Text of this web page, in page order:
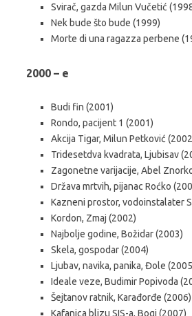
Svirač, gazda Milun Vučetić
Nek bude što bude (1999)
Morte di una ragazza perbene
2000 – e
Budi fin (2001)
Rondo, pacijent 1 (2001)
Akcija Tigar, Milun Petković
Tridesetdva kvadrata, Ljubisav
Zagonetne varijacije, Abel
Država mrtvih, pijanac Roćko
Kazneni prostor, vodoinstalater
Kordon, Zmaj (2002)
Najbolje godine, Božidar (2003)
Skela, gospodar (2004)
Ljubav, navika, panika, Đole
Ideale veze, Budimir Popivoda
Šejtanov ratnik, Karađorđe (2006)
Kafanica blizu SIS-a, Bogi (2007)